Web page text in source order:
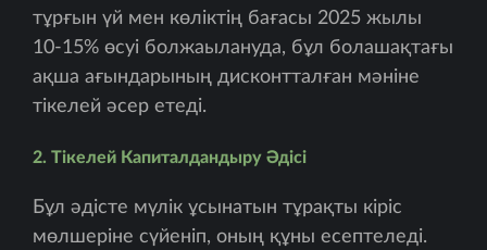
тұрғын үй мен көліктің бағасы 2025 жылы
10-15% өсуі болжаылануда, бұл болашақтағы
ақша ағындарының дисконтталған мәніне
тікелей әсер етеді.
2. Тікелей Капиталдандыру Әдісі
Бұл әдісте мүлік ұсынатын тұрақты кіріс
мөлшеріне сүйеніп, оның құны есептеледі.